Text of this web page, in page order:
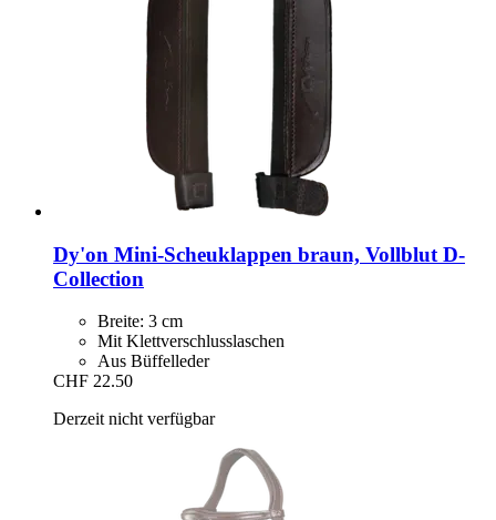
Dy'on Mini-​Scheuklappen braun, Vollblut D-​
Collection
Breite: 3 cm
Mit Klettverschlusslaschen
Aus Büffelleder
CHF 22.50
Derzeit nicht verfügbar